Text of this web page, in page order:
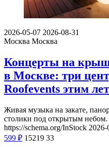
2026-05-07 2026-08-31
Москва Москва
Концерты на
в Москве: три
Roofevents этим
Живая музыка на закате,
столики под открытым небом.
https://schema.org/InStock
599 ₽ 15219 33